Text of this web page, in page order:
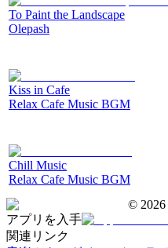
To Paint the Landscape
Olepash
Kiss in Cafe
Relax Cafe Music BGM
Chill Music
Relax Cafe Music BGM
© 2026
アプリを入手
関連リンク